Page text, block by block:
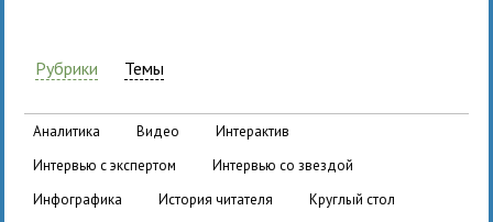
Рубрики Темы
аналитика видео
интерактив
интервью с экспертом
интервью со звездой
инфографика
история читателя
круглый стол